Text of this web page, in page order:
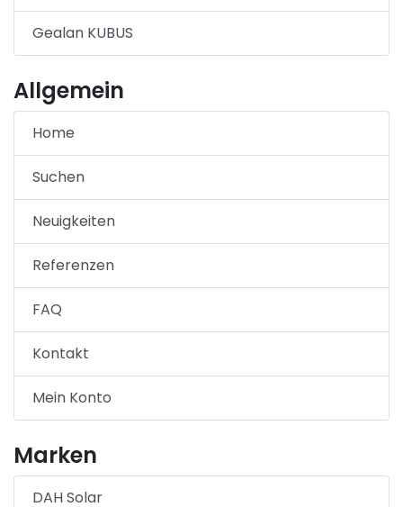
Gealan KUBUS
Allgemein
Home
Suchen
Neuigkeiten
Referenzen
FAQ
Kontakt
Mein Konto
Marken
DAH Solar